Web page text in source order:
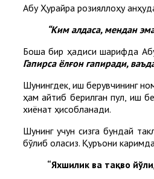
Абу Ҳурайра розияллоҳу
“Ким алдаса, мендан
Бошқа бир ҳадиси шарифда
Гапирса ёлғон гапиради,
Шунингдек, иш берувчининг
ҳам қайтиб берилган пул, иш
хиёнат ҳисобланади.
Шунинг учун сизга бундай
бўлиб қоласиз. Қуръони
“Яхшилик ва тақво